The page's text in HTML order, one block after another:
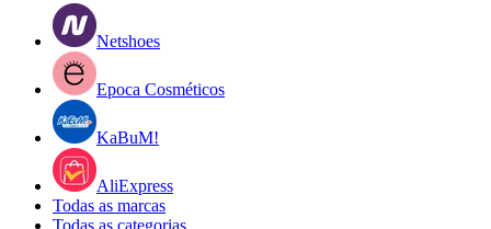
Netshoes
Epoca Cosméticos
KaBuM!
AliExpress
Todas as marcas
Todas as categorias